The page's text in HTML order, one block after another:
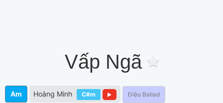
Vấp Ngã
Am Hoàng Minh C#m Điệu Ballad